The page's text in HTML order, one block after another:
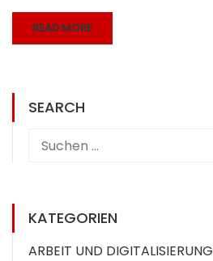
READ MORE
SEARCH
KATEGORIEN
ARBEIT UND DIGITALISIERUNG